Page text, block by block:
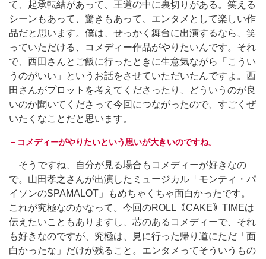
て、起承転結があって、王道の中に裏切りがある。笑える
シーンもあって、驚きもあって、エンタメとして楽しい作
品だと思います。僕は、せっかく舞台に出演するなら、笑
っていただける、コメディー作品がやりたいんです。それ
で、西田さんとご飯に行ったときに生意気ながら「こうい
うのがいい」というお話をさせていただいたんですよ。西
田さんがプロットを考えてくださったり、どういうのが良
いのか聞いてくださって今回につながったので、すごくぜ
いたくなことだと思います。
－コメディーがやりたいという思いが大きいのですね。
そうですね、自分が見る場合もコメディーが好きなの
で。山田孝之さんが出演したミュージカル「モンティ・パ
イソンのSPAMALOT」もめちゃくちゃ面白かったです。
これが究極なのかなって。今回のROLL｟CAKE｠TIMEは
伝えたいこともありますし、芯のあるコメディーで、それ
も好きなのですが、究極は、見に行った帰り道にただ「面
白かったな」だけが残ること。エンタメってそういうもの